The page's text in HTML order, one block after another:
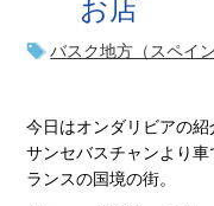
お店
バスク地方（スペイ
今日はオンダリビアの紹
サンセバスチャンより
ランスの国境の街。